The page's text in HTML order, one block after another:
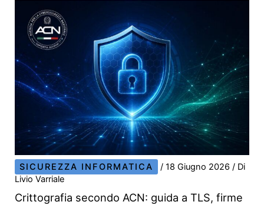
SICUREZZA INFORMATICA /18 Giugno 2026/ Di
Livio Varriale
Crittografia secondo ACN: guida a TLS, firme